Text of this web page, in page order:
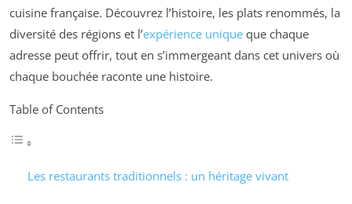
cuisine française. Découvrez l’histoire, les plats renommés, la
diversité des régions et l’expérience unique que chaque
adresse peut offrir, tout en s’immergeant dans cet univers où
chaque bouchée raconte une histoire.
Table of Contents
Les restaurants traditionnels : un héritage vivant